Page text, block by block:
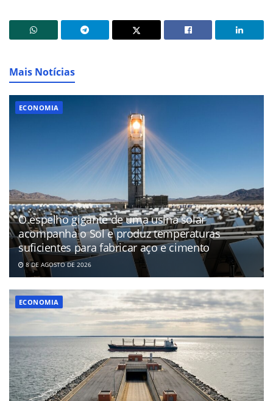
Mais Notícias
ECONOMIA
O espelho gigante de uma usina solar
acompanha o Sol e produz temperaturas
suficientes para fabricar aço e cimento
8 DE AGOSTO DE 2026
ECONOMIA